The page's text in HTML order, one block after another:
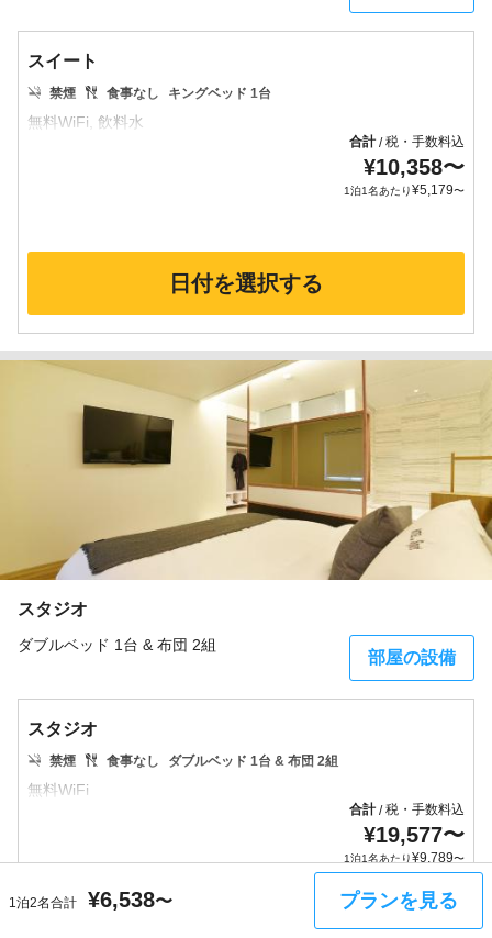
1泊2名合計 ¥6,538〜 プランを見る
スイート
禁煙 食事なし キングベッド 1台
合計/税・手数料込
¥10,358〜
1泊1名あたり¥5,179〜
日付を選択する
スタジオ
ダブルベッド 1台 & 布団 2組
部屋の設備
スタジオ
禁煙 食事なし ダブルベッド 1台 & 布団 2組
合計/税・手数料込
¥19,577〜
1泊1名あたり¥9,789〜